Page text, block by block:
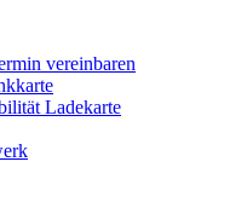
vereinbaren
Ladekarte